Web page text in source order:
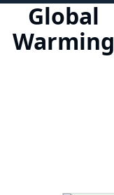
Global
Warming